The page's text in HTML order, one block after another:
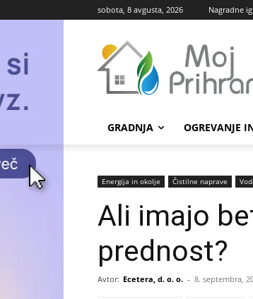
sobota, 8 avgusta, 2026 Nagradne
GRADNJA OGREVANJE
Energija in okolje Čistilne naprave
Ali imajo
prednost?
Avtor: Ecetera, d. o. o. - 8. septembra,